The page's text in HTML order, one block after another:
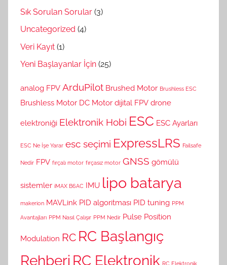
Sık Sorulan Sorular (3)
Uncategorized (4)
Veri Kayıt (1)
Yeni Başlayanlar İçin (25)
analog FPV ArduPilot Brushed Motor Brushless ESC
Brushless Motor DC Motor dijital FPV drone
elektroniği Elektronik Hobi ESC ESC Ayarları
ESC Ne İşe Yarar esc seçimi ExpressLRS Failsafe
Nedir FPV fırçalı motor fırçasız motor GNSS gömülü
sistemler iMAX B6AC IMU lipo batarya
makerion MAVLink PID algoritması PID tuning PPM
Avantajları PPM Nasıl Çalışır PPM Nedir Pulse Position
Modulation RC RC Başlangıç
Rehberi RC Elektronik RC Elektronik